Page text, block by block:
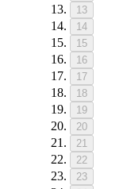
13
14
15
16
17
18
19
20
21
22
23